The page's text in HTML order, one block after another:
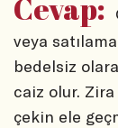
Cevap:
veya
bedelsiz
caiz olur.
çekin ele